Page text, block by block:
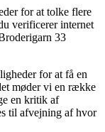
for at tolke flere
verificerer internet
33
for at få en
møder vi en række
en kritik af
til afvejning af hvor